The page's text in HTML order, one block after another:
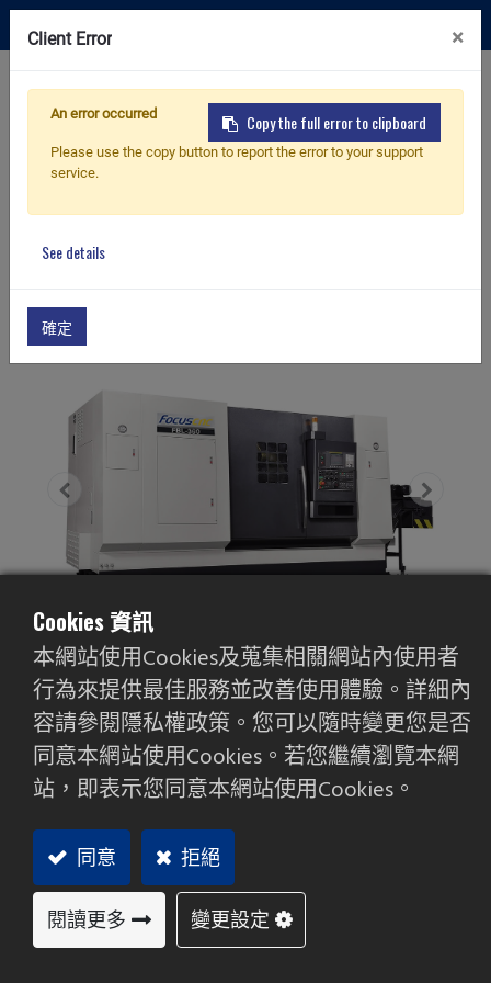
聯絡我們
FBL-360/ L/ MC / LMC硬軌系列
FBL-360/ L/ MC / LMC
硬軌系列
尾座本體剛性強，抑制震動佳。利用Z軸鞍座可程
式帶動，由程式自動控制尾座移位量。可選配迴
轉心軸，負載能力強大。
Cookies 資訊
本網站使用Cookies及蒐集相關網站內使用者
行為來提供最佳服務並改善使用體驗。詳細內
容請參閱隱私權政策。您可以隨時變更您是否
同意本網站使用Cookies。若您繼續瀏覽本網
站，即表示您同意本網站使用Cookies。
同意 拒絕
閱讀更多 變更設定
Client Error ×
Copy the full error to clipboard
An error occurred
Please use the copy button to report the error to your support
service.
See details
確定